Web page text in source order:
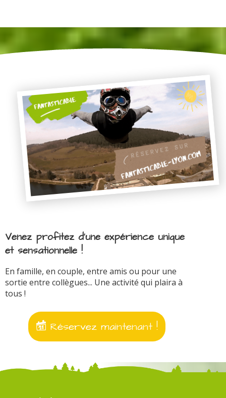
Venez profitez d'une expérience unique
et sensationnelle !
En famille, en couple, entre amis ou pour une
sortie entre collègues... Une activité qui plaira à
tous !
Réservez maintenant !